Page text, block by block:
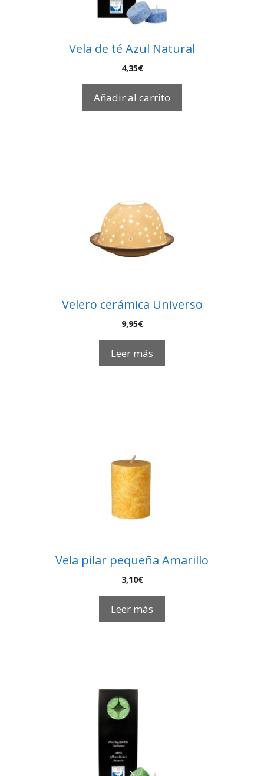
Vela de té Azul Natural
4,35€
Añadir al carrito
Velero cerámica Universo
9,95€
Leer más
Vela pilar pequeña Amarillo
3,10€
Leer más